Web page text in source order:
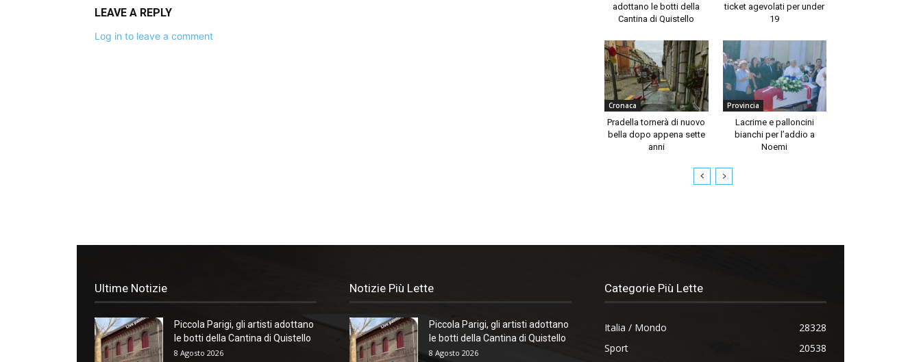
LEAVE A REPLY
Log in to leave a comment
adottano le botti della
Cantina di Quistello
ticket agevolati per under
19
Cronaca
Pradella tornerà di nuovo
bella dopo appena sette
anni
Provincia
Lacrime e palloncini
bianchi per l’addio a
Noemi
Ultime Notizie
Piccola Parigi, gli artisti adottano
le botti della Cantina di Quistello
8 Agosto 2026
Notizie Più Lette
Piccola Parigi, gli artisti adottano
le botti della Cantina di Quistello
8 Agosto 2026
Categorie Più Lette
Italia / Mondo
28328
Sport
20538